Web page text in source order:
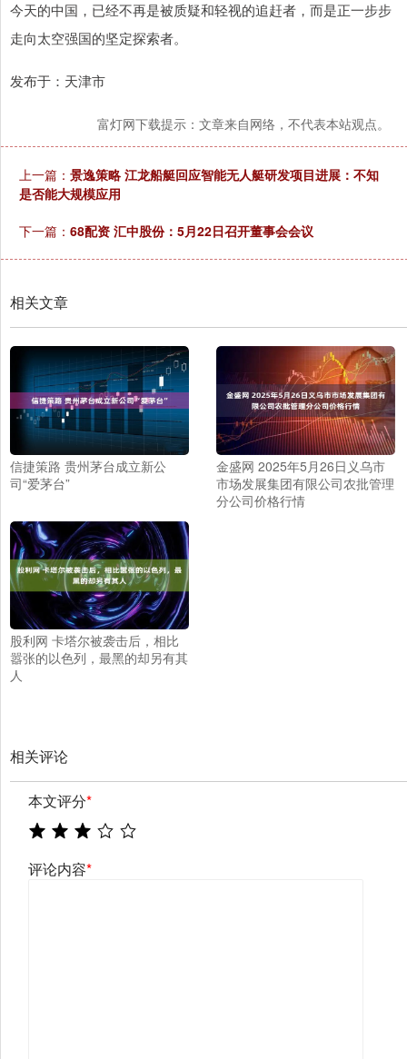
今天的中国，已经不再是被质疑和轻视的追赶者，而是正一步步
走向太空强国的坚定探索者。
发布于：天津市
富灯网下载提示：文章来自网络，不代表本站观点。
上一篇： 景逸策略 江龙船艇回应智能无人艇研发项目进展：不知
是否能大规模应用
下一篇： 68配资 汇中股份：5月22日召开董事会会议
相关文章
信捷策路 贵州茅台成立新公
司“爱茅台”
金盛网 2025年5月26日义乌市
市场发展集团有限公司农批管理
分公司价格行情
股利网 卡塔尔被袭击后，相比
嚣张的以色列，最黑的却另有其
人
相关评论
本文评分*
评论内容*